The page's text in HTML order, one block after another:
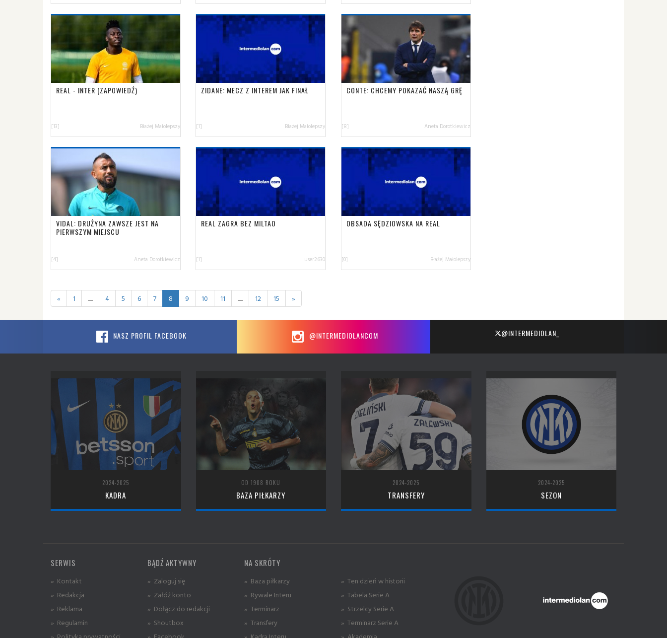
REAL - INTER (ZAPOWIEDŹ)
[13] Błażej Małolepszy
ZIDANE: MECZ Z INTEREM JAK FINAŁ
[1] Błażej Małolepszy
CONTE: CHCEMY POKAZAĆ NASZĄ GRĘ
[8] Aneta Dorotkiewicz
VIDAL: DRUŻYNA ZAWSZE JEST NA
PIERWSZYM MIEJSCU
[4] Aneta Dorotkiewicz
REAL ZAGRA BEZ MILTAO
[1] user2630
OBSADA SĘDZIOWSKA NA REAL
[0] Błażej Małolepszy
« 1 ..... 4 5 6 7 8 9 10 11 ..... 12 15 »
NASZ PROFIL FACEBOOK @INTERMEDIOLANCOM @INTERMEDIOLAN_
2024-2025
KADRA
OD 1908 ROKU
BAZA PIŁKARZY
2024-2025
TRANSFERY
2024-2025
SEZON
SERWIS
» Kontakt
» Redakcja
» Reklama
» Regulamin
BĄDŹ AKTYWNY
» Zaloguj się
» Załóż konto
» Dołącz do redakcji
» Shoutbox
NA SKRÓTY
» Baza piłkarzy
» Rywale Interu
» Terminarz
» Transfery
» Ten dzień w historii
» Tabela Serie A
» Strzelcy Serie A
» Terminarz Serie A